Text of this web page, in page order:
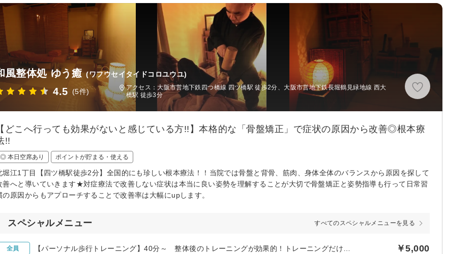
風整体処 ゆう癒 (ワフウセイタイドコロユウユ)
4.5 (5件)
アクセス：大阪市営地下鉄四つ橋線 四ツ橋駅 徒歩2分、大阪市営地下鉄長堀鶴見緑地線 西大
橋駅 徒歩3分
【どこへ行っても効果がないと感じている方!!】本格的な「骨盤矯正」で症状の原因から改善◎根本療
!!
◎ 本日空席あり ポイントが貯まる・使える
堀江1丁目【四ツ橋駅徒歩2分】全国的にも珍しい根本療法！！当院では骨盤と背骨、筋肉、身体全体のバランスから原因を探して
善へと導いていきます★対症療法で改善しない症状は本当に良い姿勢を理解することが大切で骨盤矯正と姿勢指導も行って日常習
の原因からもアプローチすることで改善率は大幅にupします。
スペシャルメニュー すべてのスペシャルメニューを見る
全員 ￥5,000